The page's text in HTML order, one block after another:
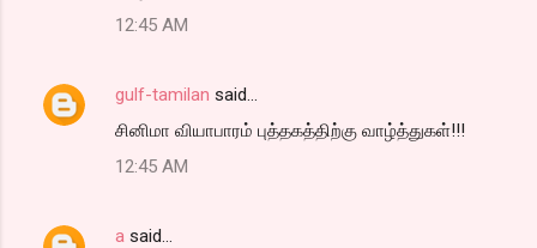
12:45 AM
gulf-tamilan said…
சினிமா வியாபாரம் புத்தகத்திற்கு வாழ்த்துகள்!!!
12:45 AM
a said…